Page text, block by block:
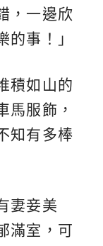
，一邊欣
的事！」
積如山的
馬服飾，
知有多棒
妻妾美
滿室，可